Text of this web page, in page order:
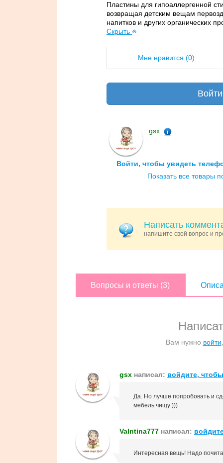
Пластины для гипоаллергенной
возвращая детским вещам
напитков и других органических
Скрыть
Мне нравится (0)
gsx
Войти, чтобы увидеть
Показать все товары
Написать
напишите свой вопрос и
Вопросы и ответы (3)
Вам нужно войти
gsx написал: войдите,
Да. Но лучше попробовать и
мебель чищу )))
Valntina777 написал:
Интересная вещь! Надо